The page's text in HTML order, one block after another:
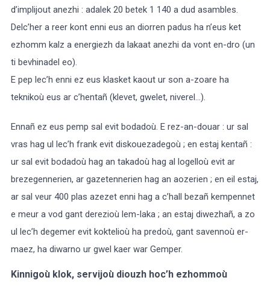
d’implijout anezhi : adalek 20 betek 1 140 a dud asambles.
Delc’her a reer kont enni eus an diorren padus ha n’eus ket
ezhomm kalz a energiezh da lakaat anezhi da vont en-dro (un
ti bevhinadel eo).
E pep lec’h enni ez eus klasket kaout ur son a-zoare ha
teknikoù eus ar c’hentañ (klevet, gwelet, niverel…).
Ennañ ez eus pemp sal evit bodadoù. E rez-an-douar : ur sal
vras hag ul lec’h frank evit diskouezadegoù ; en estaj kentañ :
ur sal evit bodadoù hag an takadoù hag al logelloù evit ar
brezegennerien, ar gazetennerien hag an aozerien ; en eil estaj,
ar sal veur 400 plas azezet enni hag a c’hall bezañ kempennet
e meur a vod gant derezioù lem-laka ; an estaj diwezhañ, a zo
ul lec’h degemer evit koktelioù ha predoù, gant savennoù er-
maez, ha diwarno ur gwel kaer war Gemper.
Kinnigoù klok, servijoù diouzh hoc’h ezhommoù